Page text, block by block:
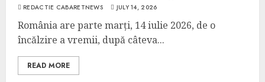
REDACTIE CABARETNEWS JULY 14, 2026
România are parte marți, 14 iulie 2026, de o
încălzire a vremii, după câteva...
READ MORE